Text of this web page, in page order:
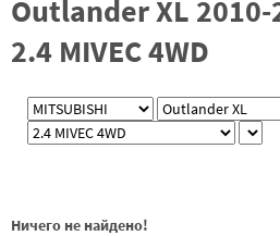
Outlander XL 2010-
2.4 MIVEC 4WD
Ничего не найдено!